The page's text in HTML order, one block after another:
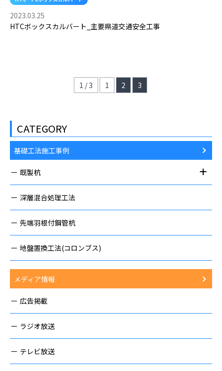
2023.03.25
HTCボックスカルバート_主要県道交通安全工事
1 / 3 1 2 3
CATEGORY
基礎工法施工事例
既製杭
深層混合処理工法
先端羽根付鋼管杭
地盤置換工法(コロンブス)
メディア情報
広告掲載
ラジオ放送
テレビ放送